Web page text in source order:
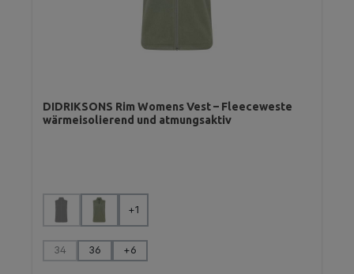
DIDRIKSONS Rim Womens Vest – Fleeceweste
wärmeisolierend und atmungsaktiv
Farbe auswählen
+1
Größe auswählen
34
(Diese Option ist zurzeit nicht verfügbar.)
36 +6